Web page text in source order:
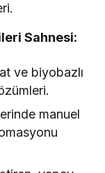
Sahnesi:
ve biyobazlı
manuel